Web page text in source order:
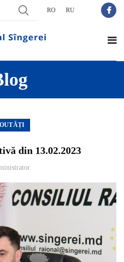
RO RU
din 13.02.2023